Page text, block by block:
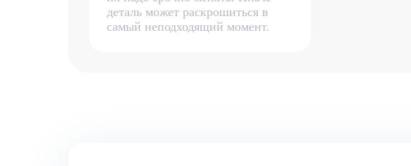
деталь может раскрошиться в
самый неподходящий момент.